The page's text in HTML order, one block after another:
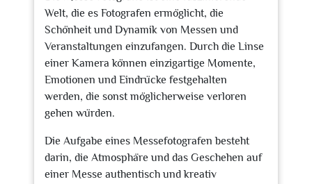
Welt, die es Fotografen ermöglicht, die
Schönheit und Dynamik von Messen und
Veranstaltungen einzufangen. Durch die Linse
einer Kamera können einzigartige Momente,
Emotionen und Eindrücke festgehalten
werden, die sonst möglicherweise verloren
gehen würden.
Die Aufgabe eines Messefotografen besteht
darin, die Atmosphäre und das Geschehen auf
einer Messe authentisch und kreativ